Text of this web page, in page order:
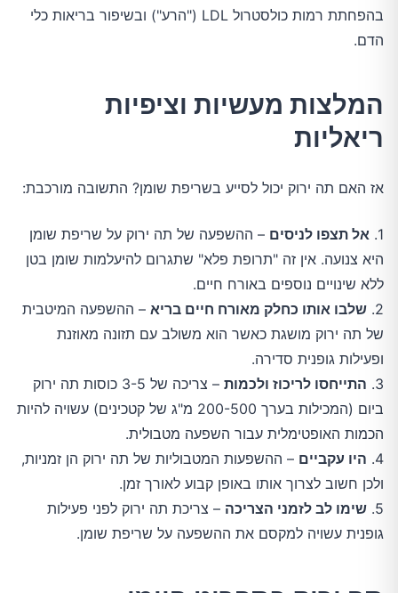
בהפחתת רמות כולסטרול LDL ("הרע") ובשיפור בריאות כלי
הדם.
המלצות מעשיות וציפיות
ריאליות
אז האם תה ירוק יכול לסייע בשריפת שומן? התשובה מורכבת:
1. אל תצפו לניסים – ההשפעה של תה ירוק על שריפת שומן
היא צנועה. אין זה "תרופת פלא" שתגרום להיעלמות שומן בטן
ללא שינויים נוספים באורח חיים.
2. שלבו אותו כחלק מאורח חיים בריא – ההשפעה המיטבית
של תה ירוק מושגת כאשר הוא משולב עם תזונה מאוזנת
ופעילות גופנית סדירה.
3. התייחסו לריכוז ולכמות
– צריכה של 3-5 כוסות תה ירוק
ביום (המכילות בערך 200-500 מ"ג של קטכינים) עשויה להיות
הכמות האופטימלית עבור השפעה מטבולית.
4. היו עקביים – ההשפעות המטבוליות של תה ירוק הן זמניות,
ולכן חשוב לצרוך אותו באופן קבוע לאורך זמן.
5. שימו לב לזמני הצריכה – צריכת תה ירוק לפני פעילות
גופנית עשויה למקסם את ההשפעה על שריפת שומן.